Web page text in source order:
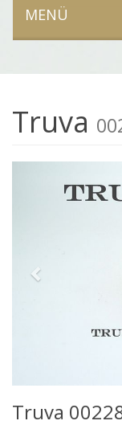
MENÜ
Truva
Truva